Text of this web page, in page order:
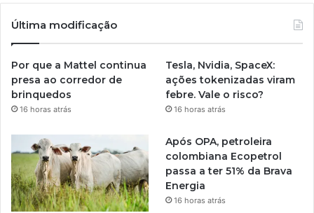
Última modificação
Por que a Mattel continua
presa ao corredor de
brinquedos
16 horas atrás
Tesla, Nvidia, SpaceX:
ações tokenizadas viram
febre. Vale o risco?
16 horas atrás
Após OPA, petroleira
colombiana Ecopetrol
passa a ter 51% da Brava
Energia
16 horas atrás